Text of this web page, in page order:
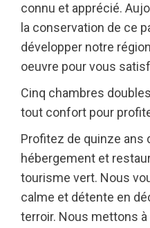
connu et apprécié.
la conservation de ce
développer notre
oeuvre pour vous
Cinq chambres
tout confort pour
Profitez de quinze ans
hébergement et
tourisme vert. Nous
calme et détente en
terroir. Nous mettons